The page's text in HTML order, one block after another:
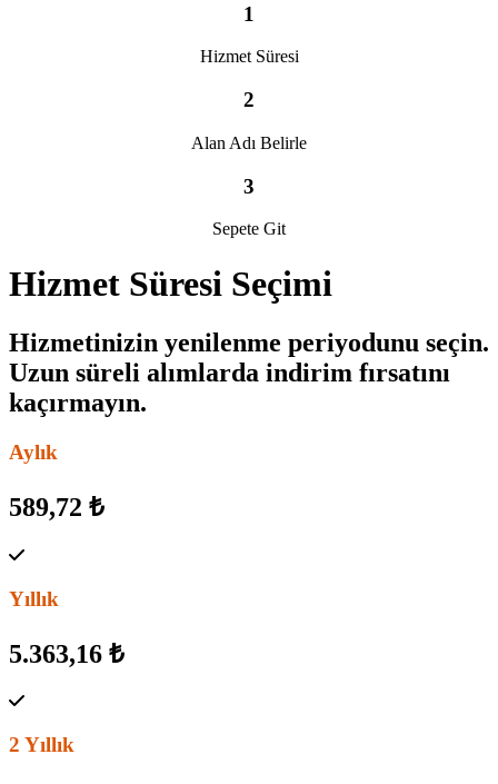
1
Hizmet Süresi
2
Alan Adı Belirle
3
Sepete Git
Hizmet Süresi Seçimi
Hizmetinizin yenilenme periyodunu seçin.
Uzun süreli alımlarda indirim fırsatını
kaçırmayın.
Aylık
589,72 ₺
Yıllık
5.363,16 ₺
2 Yıllık